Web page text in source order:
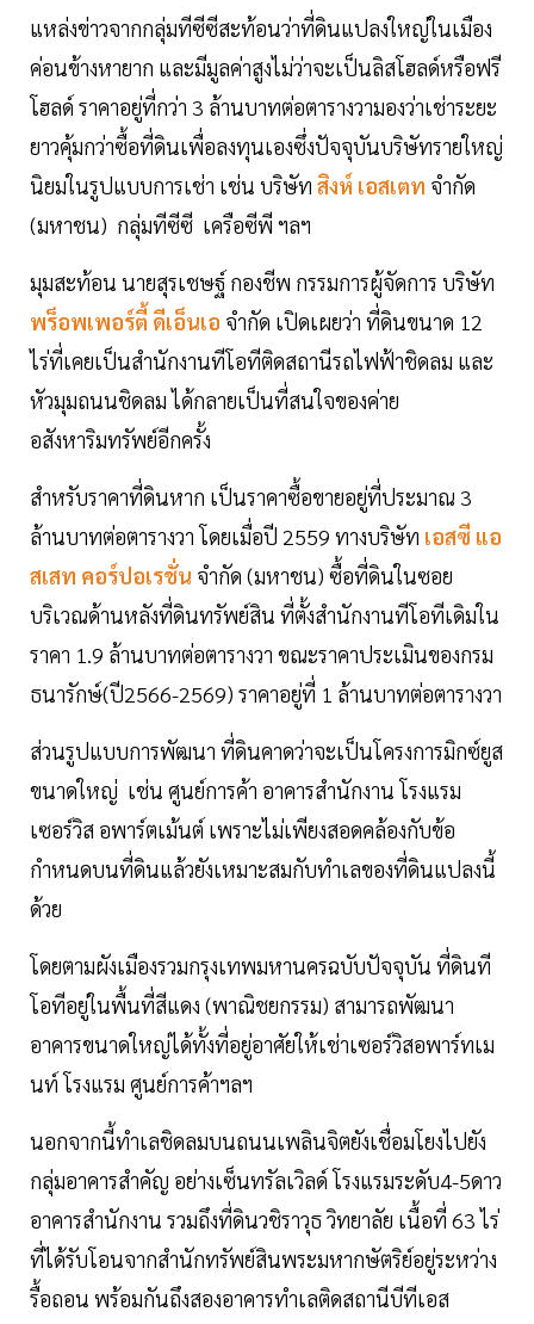
แหล่งข่าวจากกลุ่มทีซีซีสะท้อนว่าที่ดินแปลงใหญ่ในเมือง
ค่อนข้างหายาก และมีมูลค่าสูงไม่ว่าจะเป็นลิสโฮลด์หรือฟรี
โฮลด์ ราคาอยู่ที่กว่า 3 ล้านบาทต่อตารางวามองว่าเช่าระยะ
ยาวคุ้มกว่าซื้อที่ดินเพื่อลงทุนเองซึ่งปัจจุบันบริษัทรายใหญ่
นิยมในรูปแบบการเช่า เช่น บริษัท สิงห์ เอสเตท จำกัด
(มหาชน) กลุ่มทีซีซี เครือซีพี ฯลฯ
มุมสะท้อน นายสุรเชษฐ์ กองชีพ กรรมการผู้จัดการ บริษัท
พร็อพเพอร์ตี้ ดีเอ็นเอ จำกัด เปิดเผยว่า ที่ดินขนาด 12
ไร่ที่เคยเป็นสำนักงานทีโอทีติดสถานีรถไฟฟ้าชิดลม และ
หัวมุมถนนชิดลม ได้กลายเป็นที่สนใจของค่าย
อสังหาริมทรัพย์อีกครั้ง
สำหรับราคาที่ดินหาก เป็นราคาซื้อขายอยู่ที่ประมาณ 3
ล้านบาทต่อตารางวา โดยเมื่อปี 2559 ทางบริษัท เอสซี แอ
สเสท คอร์ปอเรชั่น จำกัด (มหาชน) ซื้อที่ดินในซอย
บริเวณด้านหลังที่ดินทรัพย์สิน ที่ตั้งสำนักงานทีโอทีเดิมใน
ราคา 1.9 ล้านบาทต่อตารางวา ขณะราคาประเมินของกรม
ธนารักษ์(ปี2566-2569) ราคาอยู่ที่ 1 ล้านบาทต่อตารางวา
ส่วนรูปแบบการพัฒนา ที่ดินคาดว่าจะเป็นโครงการมิกซ์ยูส
ขนาดใหญ่ เช่น ศูนย์การค้า อาคารสำนักงาน โรงแรม
เซอร์วิส อพาร์ตเม้นต์ เพราะไม่เพียงสอดคล้องกับข้อ
กำหนดบนที่ดินแล้วยังเหมาะสมกับทำเลของที่ดินแปลงนี้
ด้วย
โดยตามผังเมืองรวมกรุงเทพมหานครฉบับปัจจุบัน ที่ดินที
โอทีอยู่ในพื้นที่สีแดง (พาณิชยกรรม) สามารถพัฒนา
อาคารขนาดใหญ่ได้ทั้งที่อยู่อาศัยให้เช่าเซอร์วิสอพาร์ทเม
นท์ โรงแรม ศูนย์การค้าฯลฯ
นอกจากนี้ทำเลชิดลมบนถนนเพลินจิตยังเชื่อมโยงไปยัง
กลุ่มอาคารสำคัญ อย่างเซ็นทรัลเวิลด์ โรงแรมระดับ4-5ดาว
อาคารสำนักงาน รวมถึงที่ดินวชิราวุธ วิทยาลัย เนื้อที่ 63 ไร่
ที่ได้รับโอนจากสำนักทรัพย์สินพระมหากษัตริย์อยู่ระหว่าง
รื้อถอน พร้อมกันถึงสองอาคารทำเลติดสถานีบีทีเอส